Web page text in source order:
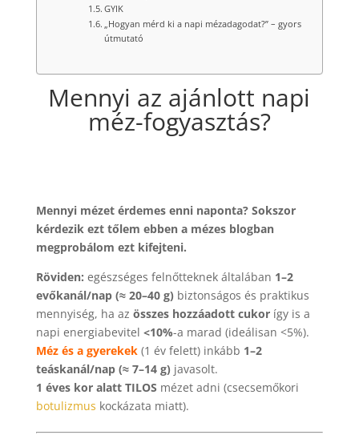
GYIK
„Hogyan mérd ki a napi mézadagodat?” – gyors
útmutató
Mennyi az ajánlott napi
méz-fogyasztás?
Mennyi mézet érdemes enni naponta? Sokszor
kérdezik ezt tőlem ebben a mézes blogban
megprobálom ezt kifejteni.
Röviden: egészséges felnőtteknek általában 1–2
evőkanál/nap (≈ 20–40 g) biztonságos és praktikus
mennyiség, ha az összes hozzáadott cukorígy is a
napi energiabevitel <10%-a marad (ideálisan <5%).
Méz és a gyerekek(1 év felett) inkább 1–2
teáskanál/nap (≈ 7–14 g) javasolt.
1 éves kor alatt TILOS mézet adni (csecsemőkori
botulizmus kockázata miatt).